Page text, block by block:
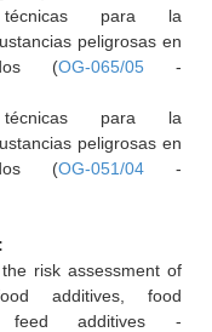
para la
peligrosas en
(OG-065/05 -
para la
peligrosas en
(OG-051/04 -
risk assessment of
additives, food
feed additives -